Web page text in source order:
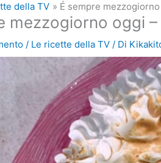
della TV É sempre
mezzogiorno oggi
/ Le ricette della TV / Di